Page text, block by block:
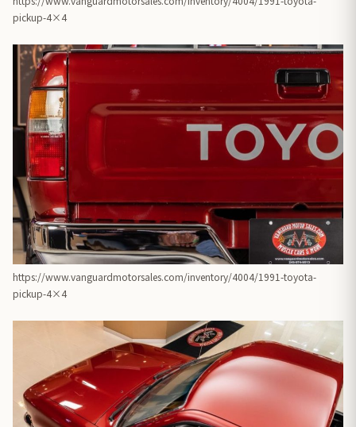
pickup-4×4
https://www.vanguardmotorsales.com/inventory/4004/1991-toyota-
pickup-4×4